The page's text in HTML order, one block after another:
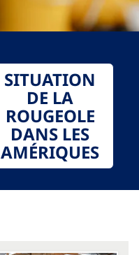
SITUATION
DE LA
ROUGEOLE
DANS LES
AMÉRIQUES